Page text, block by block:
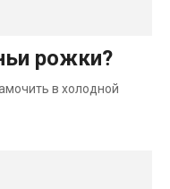
рожки?
в холодной